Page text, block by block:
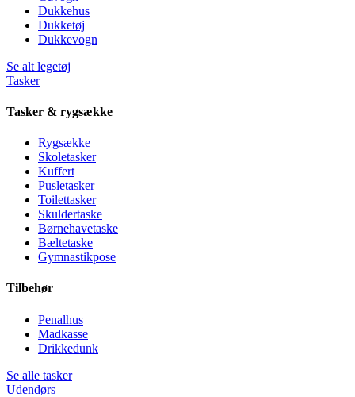
Dukkehus
Dukketøj
Dukkevogn
Se alt legetøj
Tasker
Tasker & rygsække
Rygsække
Skoletasker
Kuffert
Pusletasker
Toilettasker
Skuldertaske
Børnehavetaske
Bæltetaske
Gymnastikpose
Tilbehør
Penalhus
Madkasse
Drikkedunk
Se alle tasker
Udendørs